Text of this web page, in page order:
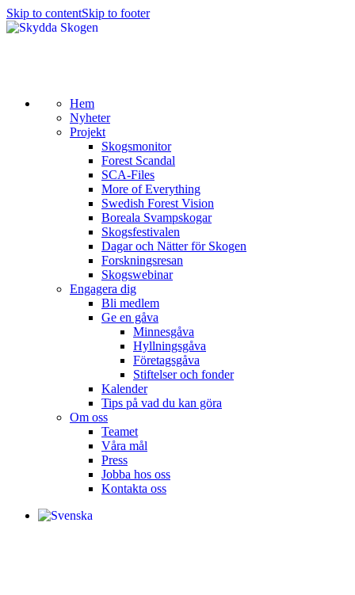
Skip to contentSkip to footer
Hem
Nyheter
Projekt
Skogsmonitor
Forest Scandal
SCA-Files
More of Everything
Swedish Forest Vision
Boreala Svampskogar
Skogsfestivalen
Dagar och Nätter för Skogen
Forskningsresan
Skogswebinar
Engagera dig
Bli medlem
Ge en gåva
Minnesgåva
Hyllningsgåva
Företagsgåva
Stiftelser och fonder
Kalender
Tips på vad du kan göra
Om oss
Teamet
Våra mål​
Press
Jobba hos oss
Kontakta oss